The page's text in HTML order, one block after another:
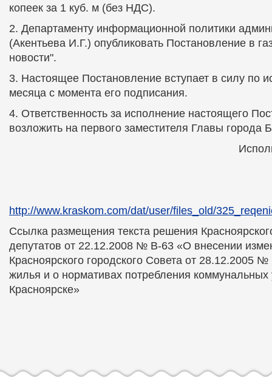
копеек за 1 куб. м (без НДС).
2. Департаменту информационной политики
(Акентьева И.Г.) опубликовать Постановление в
новости".
3. Настоящее Постановление вступает в силу по
месяца с момента его подписания.
4. Ответственность за исполнение настоящего
возложить на первого заместителя Главы города
http://www.kraskom.com/dat/user/files_old/
Ссылка размещения текста решения
депутатов от 22.12.2008 № В-63 «О внесении
Красноярского городского Совета от 28.12.2005
жилья и о нормативах потребления коммунальных
Красноярске»